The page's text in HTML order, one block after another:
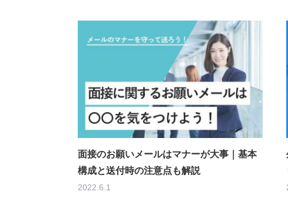
面接のお願いメールはマナーが大事｜基本
構成と送付時の注意点も解説
2022.6.1